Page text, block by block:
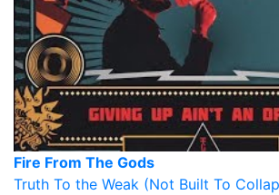
Fire From The Gods
Truth To the Weak (Not Built To